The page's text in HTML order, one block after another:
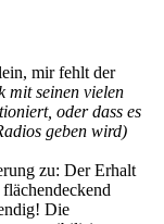
mir fehlt der
mit seinen vielen
oder dass es
geben wird)
zu: Der Erhalt
Die